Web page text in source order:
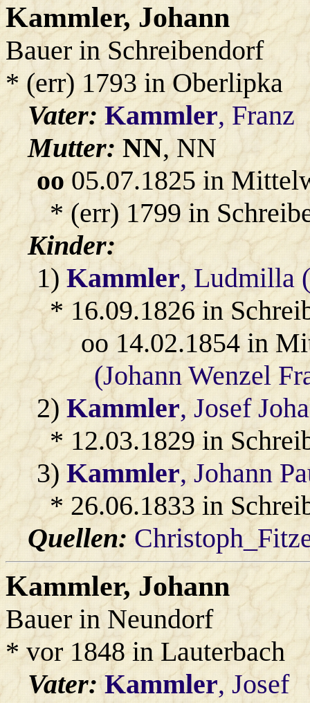
Kammler, Johann
Bauer in Schreibendorf
* (err) 1793 in Oberlipka
Vater:Kammler, Franz
Mutter:NN, NN
oo05.07.1825 in
* (err) 1799 in
Kinder:
1)Kammler, Ludmilla
* 16.09.1826 in
oo 14.02.1854 in
(Johann Wenzel
2)Kammler, Josef
* 12.03.1829 in
3)Kammler, Johann
* 26.06.1833 in
Quellen:
Kammler, Johann
Bauer in Neundorf
* vor 1848 in Lauterbach
Vater:Kammler, Josef